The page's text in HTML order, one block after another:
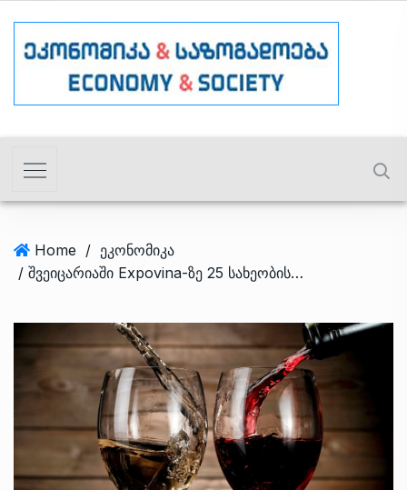
Home / ეკონომიკა
/ შვეიცარიაში Expovina-ზე 25 სახეობის ქართული ღვინო წარადგინეს